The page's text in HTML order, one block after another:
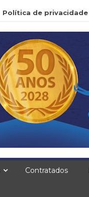
Política de privacidade
Contratados